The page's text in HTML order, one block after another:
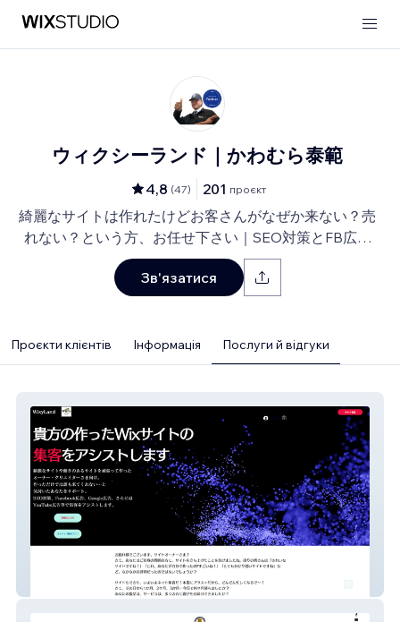
ウィクシーランド｜かわむら泰範
4,8 (47) 201 проєкт
綺麗なサイトは作れたけどお客さんがなぜか来ない？売
れない？という方、お任せ下さい｜SEO対策とFB広告
⇒LP⇒予約・売上獲得の仕組み作りのお手伝い
Зв'язатися
Проєкти клієнтів Інформація Послуги й відгуки